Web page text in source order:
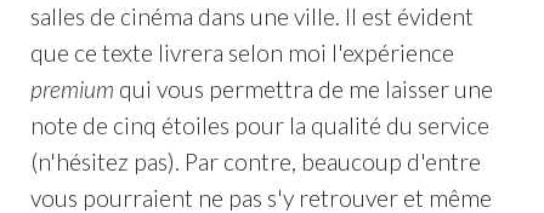
salles de cinéma dans une ville. Il est évident
que ce texte livrera selon moi l'expérience
premium qui vous permettra de me laisser une
note de cinq étoiles pour la qualité du service
(n'hésitez pas). Par contre, beaucoup d'entre
vous pourraient ne pas s'y retrouver et même